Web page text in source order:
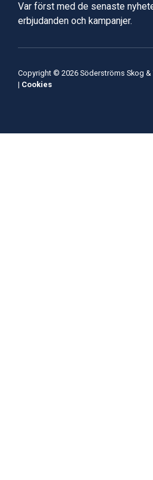
Var först med de senaste
erbjudanden och kampanjer.
Copyright © 2026 Söderströms Skog &
| Cookies